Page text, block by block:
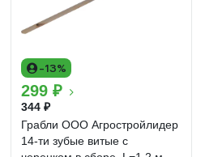
-13%
299 ₽
344 ₽
Грабли ООО Агростройлидер
14-ти зубые витые с